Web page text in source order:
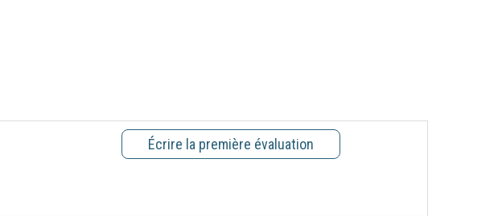
Écrire la première évaluation